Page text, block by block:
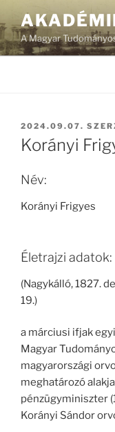
A Magyar
BEKÜLDVE:
2024.09.07.
Korányi
Név:
Korányi Frigyes
Életrajzi adatok:
(Nagykálló, 1827.
19.)
a márciusi ifjak
Magyar
magyarországi
meghatározó
pénzügyminiszter
Korányi Sándor